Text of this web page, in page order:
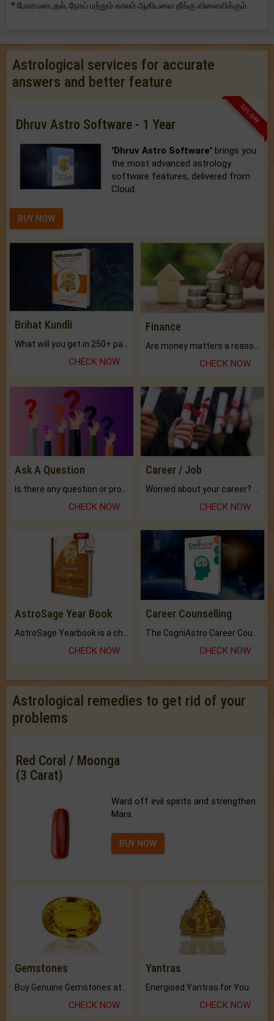
* மோசமடைதல், நோய் மற்றும் காலம் ஆகியவை தீங்கு விளைவிக்கும்.
Astrological services for accurate
answers and better feature
33% OFF
Dhruv Astro Software - 1 Year
'Dhruv Astro Software' brings you
the most advanced astrology
software features, delivered from
Cloud.
BUY NOW
Brihat Kundli
CHECK NOW
Finance
CHECK NOW
Ask A Question
CHECK NOW
Career / Job
CHECK NOW
AstroSage Year Book
CHECK NOW
Career Counselling
CHECK NOW
Astrological remedies to get rid of your
problems
Red Coral / Moonga
(3 Carat)
Ward off evil spirits and strengthen
Mars.
BUY NOW
Gemstones
CHECK NOW
Yantras
Energised Yantras for You.
CHECK NOW